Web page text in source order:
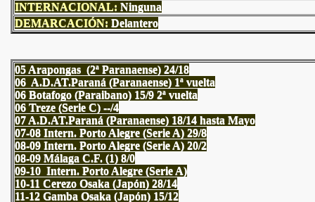
INTERNACIONAL: Ninguna
DEMARCACIÓN: Delantero
05 Arapongas (2ª Paranaense) 24/18
06 A.D.AT.Paraná (Paranaense) 1ª vuelta
06 Botafogo (Paraibano) 15/9 2ª vuelta
06 Treze (Serie C) --/4
07 A.D.AT.Paraná (Paranaense) 18/14 hasta Mayo
07-08 Intern. Porto Alegre (Serie A) 29/8
08-09 Intern. Porto Alegre (Serie A) 20/2
08-09 Málaga C.F. (1) 8/0
09-10 Intern. Porto Alegre (Serie A)
10-11 Cerezo Osaka (Japón) 28/14
11-12 Gamba Osaka (Japón) 15/12